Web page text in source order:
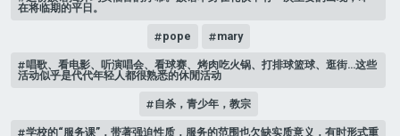
在将临期的平日。
pope mary
唱歌、看电影、听演唱会、看球赛、烤肉吃火锅、打排球篮球、逛街…这些
活动似乎是代代年轻人都很熟悉的休閒活动
自杀，青少年，教宗
学校的“服务课”，带著强迫性质，服务的范围也欠缺实质意义，有时形式重